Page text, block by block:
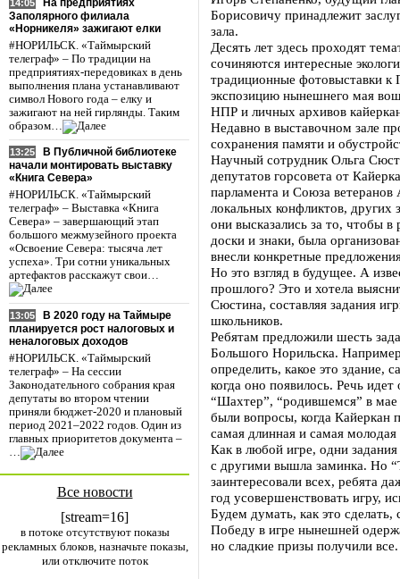
14:05
Заполярного филиала
«Норникеля» зажигают елки
#НОРИЛЬСК. «Таймырский
телеграф» – По традиции на
предприятиях-передовиках в день
выполнения плана устанавливают
символ Нового года – елку и
зажигают на ней гирлянды. Таким
образом…
13:25
В Публичной библиотеке
начали монтировать выставку
«Книга Севера»
#НОРИЛЬСК. «Таймырский
телеграф» – Выставка «Книга
Севера» – завершающий этап
большого межмузейного проекта
«Освоение Севера: тысяча лет
успеха». Три сотни уникальных
артефактов расскажут свои…
13:05
В 2020 году на Таймыре
планируется рост налоговых и
неналоговых доходов
#НОРИЛЬСК. «Таймырский
телеграф» – На сессии
Законодательного собрания края
депутаты во втором чтении
приняли бюджет-2020 и плановый
период 2021–2022 годов. Один из
главных приоритетов документа –
…
Все новости
[stream=16]
в потоке отсутствуют показы
рекламных блоков, назначьте показы,
или отключите поток
Борисовичу принадлежит
зала.
Десять лет здесь проходят
сочиняются интересные
традиционные фотовыставки
экспозицию нынешнего мая
НПР и личных архивов
Недавно в выставочном зале
сохранения памяти и
Научный сотрудник Ольга
депутатов горсовета от
парламента и Союза
локальных конфликтов, других
они высказались за то, чтобы
доски и знаки, была
внесли конкретные
Но это взгляд в будущее. А
прошлого? Это и хотела
Сюстина, составляя задания
школьников.
Ребятам предложили шесть
Большого Норильска.
определить, какое это здание,
когда оно появилось. Речь
“Шахтер”, “родившемся” в
были вопросы, когда Кайеркан
самая длинная и самая
Как в любой игре, одни
с другими вышла заминка. Но
заинтересовали всех, ребята
год усовершенствовать игру,
Будем думать, как это
Победу в игре нынешней
но сладкие призы получили все.